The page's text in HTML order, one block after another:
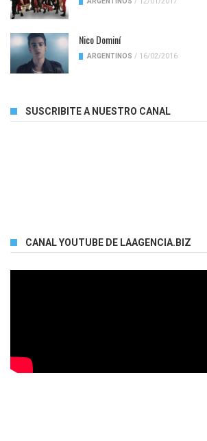
Nico Dominí
ARGENTINOS / 16/02/2016
SUSCRIBITE A NUESTRO CANAL
CANAL YOUTUBE DE LAAGENCIA.BIZ